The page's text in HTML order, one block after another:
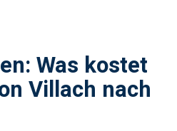
Was kostet
Villach nach